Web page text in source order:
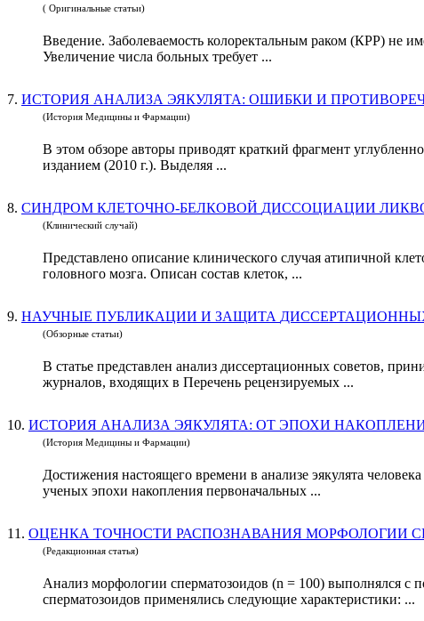
( Оригинальные статьи)
Введение. Заболеваемость колоректальным раком (КРР) не
Увеличение числа больных требует ...
7.
(История Медицины и Фармации)
В этом обзоре авторы приводят краткий фрагмент
изданием (2010 г.). Выделяя ...
8.
(Клинический случай)
Представлено описание клинического случая атипичной
головного мозга. Описан состав клеток, ...
9.
(Обзорные статьи)
В статье представлен анализ диссертационных советов,
журналов, входящих в Перечень рецензируемых ...
10.
(История Медицины и Фармации)
Достижения настоящего времени в анализе эякулята
ученых эпохи накопления первоначальных ...
11. ОЦЕНКА ТОЧНОСТИ РАСПОЗНАВАНИЯ МОРФОЛОГИИ
(Редакционная статья)
Анализ морфологии сперматозоидов (n = 100) выполнялся с
сперматозоидов применялись следующие характеристики: ...